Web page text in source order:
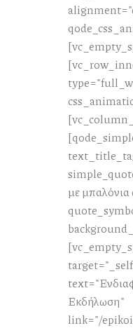
με μπαλόνια
Εκδήλωση"
link="/